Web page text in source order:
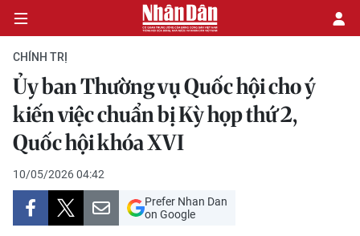
CHÍNH TRỊ
KINH TẾ
VĂN HÓA
XÃ HỘI
CHÍNH TRỊ
Ủy ban Thường vụ Quốc hội cho ý
kiến việc chuẩn bị Kỳ họp thứ 2,
Quốc hội khóa XVI
10/05/2026 04:42
Prefer Nhan Dan
on Google